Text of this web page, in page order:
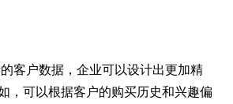
客户数据，企业可以设计出更加精
，可以根据客户的购买历史和兴趣偏